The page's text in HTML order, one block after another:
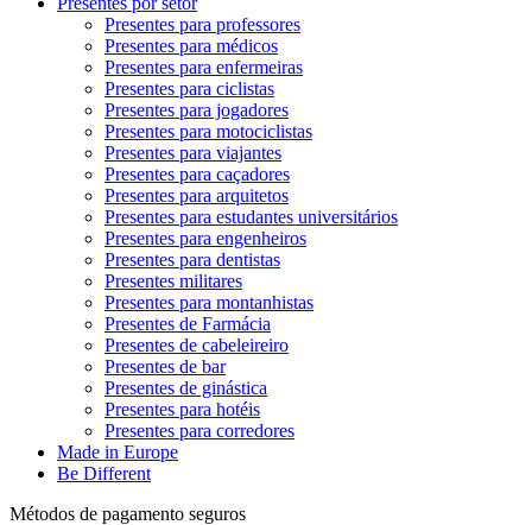
Presentes para professores
Presentes para médicos
Presentes para enfermeiras
Presentes para ciclistas
Presentes para jogadores
Presentes para motociclistas
Presentes para viajantes
Presentes para caçadores
Presentes para arquitetos
Presentes para estudantes universitários
Presentes para engenheiros
Presentes para dentistas
Presentes militares
Presentes para montanhistas
Presentes de Farmácia
Presentes de cabeleireiro
Presentes de bar
Presentes de ginástica
Presentes para hotéis
Presentes para corredores
Made in Europe
Be Different
Métodos de pagamento seguros